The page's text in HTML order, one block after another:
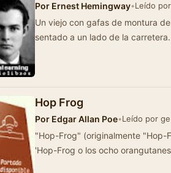
Por Ernest Hemingway•Leído
Un viejo con gafas de montura
sentado a un lado de la
Hop Frog
Por Edgar Allan Poe•Leído por
"Hop-Frog" (originalmente "Hop-
'Hop-Frog o los ocho